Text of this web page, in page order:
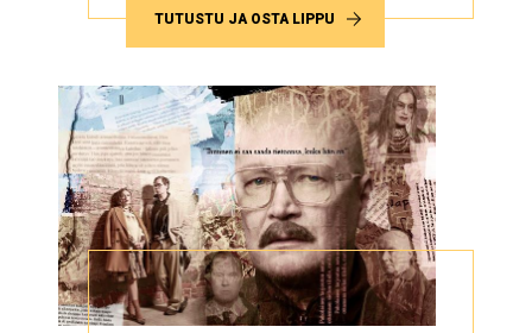
TUTUSTU JA OSTA LIPPU